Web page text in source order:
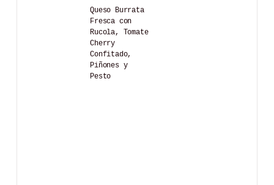
Queso Burrata
Fresca con
Rucola, Tomate
Cherry
Confitado,
Piñones y
Pesto